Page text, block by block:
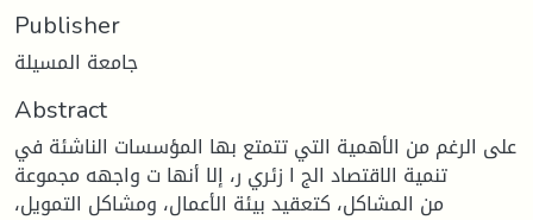
Publisher
جامعة المسيلة
Abstract
على الرغم من الأهمية التي تتمتع بها المؤسسات الناشئة في
تنمية الاقتصاد الج ا زئري ر، إلا أنها ت واجهه مجموعة
من المشاكل، كتعقيد بيئة الأعمال، ومشاكل التمويل،